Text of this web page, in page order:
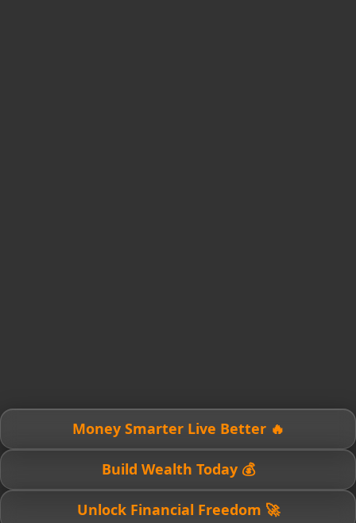
🔥 Money Smarter Live Better
💰 Build Wealth Today
🚀 Unlock Financial Freedom